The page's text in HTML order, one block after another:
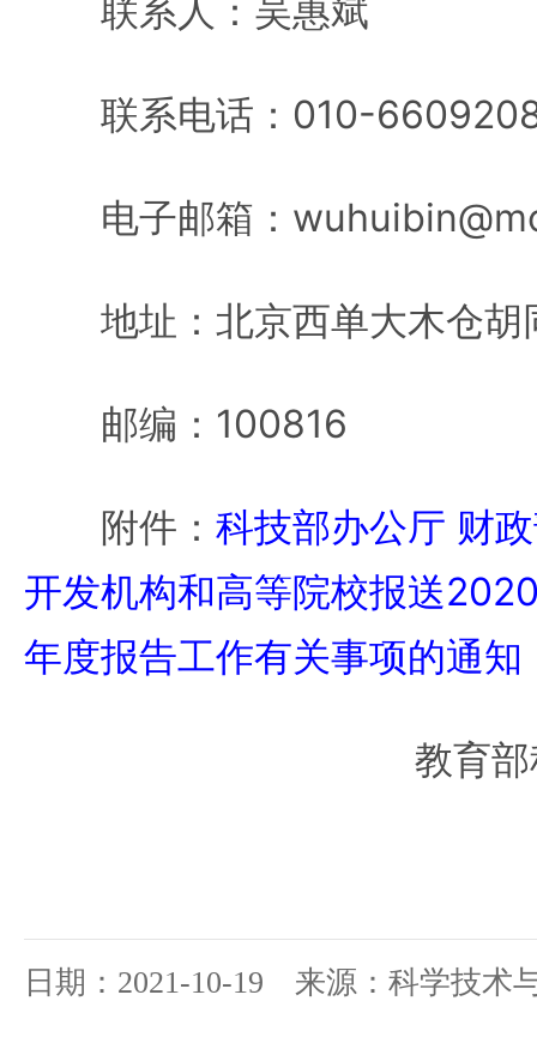
联系人：吴惠斌
联系电话：010-
电子邮箱：
地址：北京西单大木仓胡
邮编：100816
附件： 科技部办公厅 财
开发机构和高等院校报送
年度报告工作有关事项的通知
教育部
日期：2021-10-19 来源：科学技术